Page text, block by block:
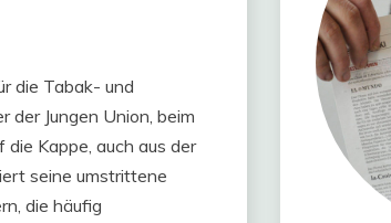
die Tabak- und
der Jungen Union, beim
Kappe, auch aus der
seine umstrittene
die häufig